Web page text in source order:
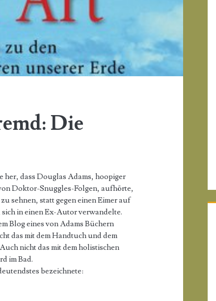
Die
her, dass Douglas Adams, hoopiger
Doktor-Snuggles-Folgen, aufhörte,
sehnen, statt gegen einen Eimer auf
in einen Ex-Autor verwandelte.
Blog eines von Adams Büchern
das mit dem Handtuch und dem
nicht das mit dem holistischen
im Bad.
bezeichnete:
r